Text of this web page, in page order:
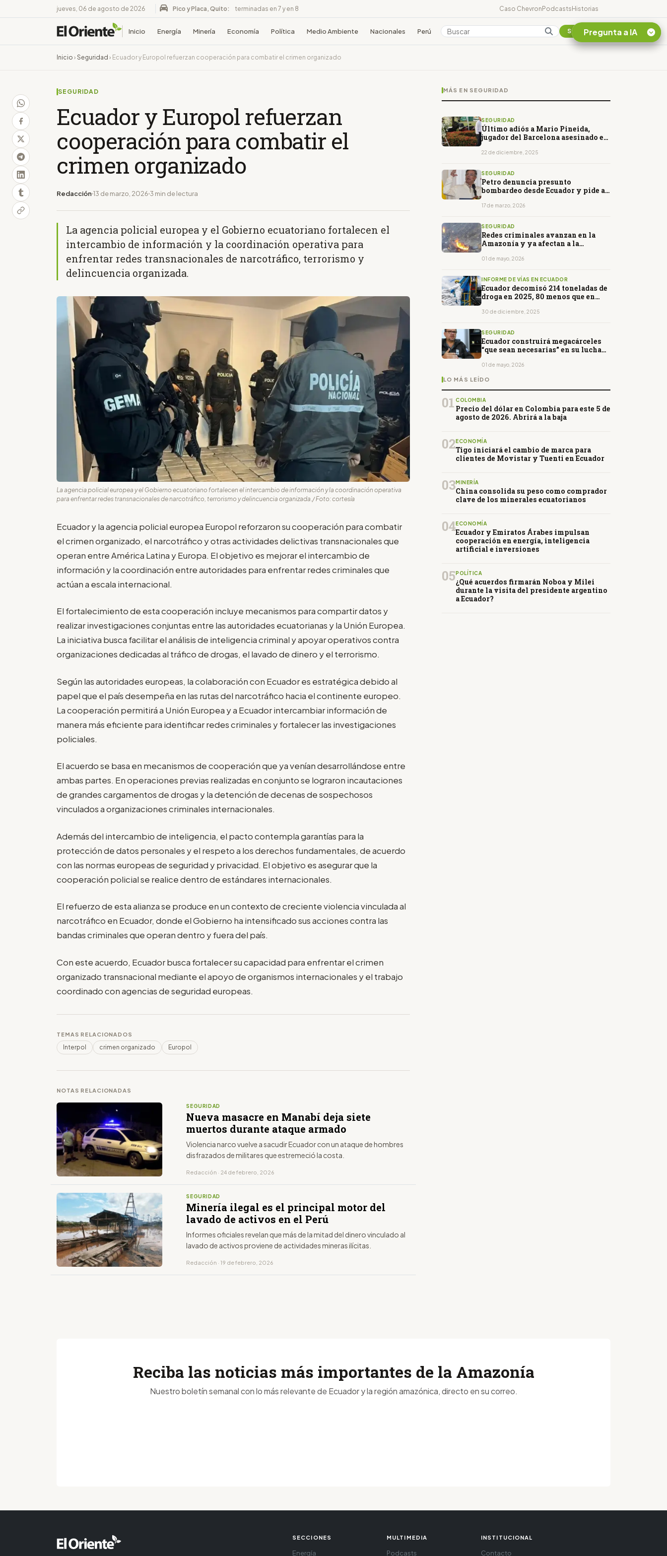
jueves, 06 de agosto de 2026 Pico y Placa, Quito: terminadas en 7 y en 8 Caso ChevronPodcastsHistorias
Inicio Energía Minería Economía Política Medio Ambiente Nacionales Perú Colombia Suscribirse
Inicio › Seguridad › Ecuador y Europol refuerzan cooperación para combatir el crimen organizado
SEGURIDAD
Ecuador y Europol refuerzan
cooperación para combatir el
crimen organizado
Redacción 13 de marzo, 2026 3 min de lectura
La agencia policial europea y el Gobierno ecuatoriano fortalecen el
intercambio de información y la coordinación operativa para
enfrentar redes transnacionales de narcotráfico, terrorismo y
delincuencia organizada.
La agencia policial europea y el Gobierno ecuatoriano fortalecen el intercambio de información y la coordinación operativa
para enfrentar redes transnacionales de narcotráfico, terrorismo y delincuencia organizada./ Foto: cortesía
Ecuador y la agencia policial europea Europol reforzaron su cooperación para combatir
el crimen organizado, el narcotráfico y otras actividades delictivas transnacionales que
operan entre América Latina y Europa. El objetivo es mejorar el intercambio de
información y la coordinación entre autoridades para enfrentar redes criminales que
actúan a escala internacional.
El fortalecimiento de esta cooperación incluye mecanismos para compartir datos y
realizar investigaciones conjuntas entre las autoridades ecuatorianas y la Unión Europea.
La iniciativa busca facilitar el análisis de inteligencia criminal y apoyar operativos contra
organizaciones dedicadas al tráfico de drogas, el lavado de dinero y el terrorismo.
Según las autoridades europeas, la colaboración con Ecuador es estratégica debido al
papel que el país desempeña en las rutas del narcotráfico hacia el continente europeo.
La cooperación permitirá a Unión Europea y a Ecuador intercambiar información de
manera más eficiente para identificar redes criminales y fortalecer las investigaciones
policiales.
El acuerdo se basa en mecanismos de cooperación que ya venían desarrollándose entre
ambas partes. En operaciones previas realizadas en conjunto se lograron incautaciones
de grandes cargamentos de drogas y la detención de decenas de sospechosos
vinculados a organizaciones criminales internacionales.
Además del intercambio de inteligencia, el pacto contempla garantías para la
protección de datos personales y el respeto a los derechos fundamentales, de acuerdo
con las normas europeas de seguridad y privacidad. El objetivo es asegurar que la
cooperación policial se realice dentro de estándares internacionales.
El refuerzo de esta alianza se produce en un contexto de creciente violencia vinculada al
narcotráfico en Ecuador, donde el Gobierno ha intensificado sus acciones contra las
bandas criminales que operan dentro y fuera del país.
Con este acuerdo, Ecuador busca fortalecer su capacidad para enfrentar el crimen
organizado transnacional mediante el apoyo de organismos internacionales y el trabajo
coordinado con agencias de seguridad europeas.
TEMAS RELACIONADOS
Interpol crimen organizado Europol
NOTAS RELACIONADAS
SEGURIDAD
Nueva masacre en Manabí deja siete
muertos durante ataque armado
Violencia narco vuelve a sacudir Ecuador con un ataque de hombres
disfrazados de militares que estremeció la costa.
Redacción · 24 de febrero, 2026
SEGURIDAD
Minería ilegal es el principal motor del
lavado de activos en el Perú
Informes oficiales revelan que más de la mitad del dinero vinculado al
lavado de activos proviene de actividades mineras ilícitas.
Redacción · 19 de febrero, 2026
MÁS EN SEGURIDAD
SEGURIDAD
Último adiós a Mario Pineida,
jugador del Barcelona asesinado en
22 de diciembre, 2025
SEGURIDAD
Petro denuncia presunto
bombardeo desde Ecuador y pide a
escalada
17 de marzo, 2026
SEGURIDAD
Redes criminales avanzan en la
Amazonía y ya afectan a la
01 de mayo, 2026
INFORME DE VÍAS EN ECUADOR
Ecuador decomisó 214 toneladas de
droga en 2025, 80 menos que en
30 de diciembre, 2025
SEGURIDAD
Ecuador construirá megacárceles
“que sean necesarias” en su lucha
01 de mayo, 2026
LO MÁS LEÍDO
01 COLOMBIA
Precio del dólar en Colombia para este 5 de
agosto de 2026. Abrirá a la baja
02 ECONOMÍA
Tigo iniciará el cambio de marca para
clientes de Movistar y Tuenti en Ecuador
03MINERÍA
China consolida su peso como comprador
clave de los minerales ecuatorianos
04ECONOMÍA
Ecuador y Emiratos Árabes impulsan
cooperación en energía, inteligencia
artificial e inversiones
05 POLÍTICA
¿Qué acuerdos firmarán Noboa y Milei
durante la visita del presidente argentino
a Ecuador?
Pregunta a IA
¿En que consiste la
Reciba las noticias más importantes de la Amazonía
Nuestro boletín semanal con lo más relevante de Ecuador y la región amazónica, directo en su correo.
SECCIONES
Energía
MULTIMEDIA
Podcasts
INSTITUCIONAL
Contacto